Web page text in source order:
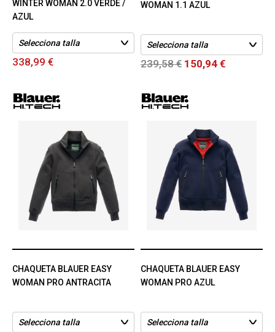
WINTER WOMAN 2.0 VERDE /
AZUL
338,99 €
WOMAN 1.1 AZUL
239,58 € 150,94 €
CHAQUETA BLAUER EASY
WOMAN PRO ANTRACITA
CHAQUETA BLAUER EASY
WOMAN PRO AZUL